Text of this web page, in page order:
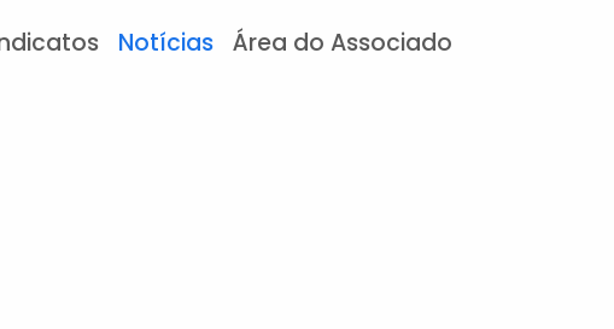
Notícias Área do Associado